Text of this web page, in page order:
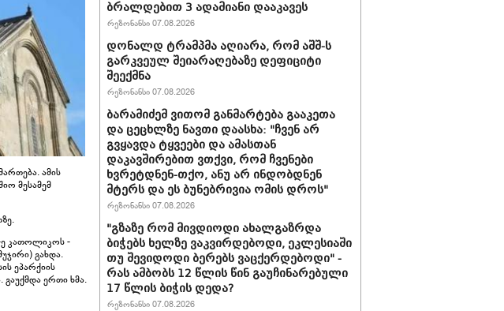
ამის
მესამემ
ე კათოლიკოს -
გახდა.
ეპარქიის
ერთი ხმა.
ბრალდებით 3 ადამიანი დააკავეს
რეზონანსი 07.08.2026
დონალდ ტრამპმა აღიარა, რომ აშშ-ს
გარკვეულ შეიარაღებაზე დეფიციტი
შეექმნა
რეზონანსი 07.08.2026
ბარამიძემ ვითომ განმარტება გააკეთა
და ცეცხლზე ნავთი დაასხა: "ჩვენ არ
გვყავდა ტყვეები და ამასთან
დაკავშირებით ვთქვი, რომ ჩვენები
ხვრეტდნენ-თქო, ანუ არ ინდობდნენ
მტერს და ეს ბუნებრივია ომის დროს"
რეზონანსი 07.08.2026
"გზაზე რომ მივდიოდი ახალგაზრდა
ბიჭებს ხელზე ვაკვირდებოდი, ეკლესიაში
თუ შევიდოდი ბერებს ვაცქერდებოდი" -
რას ამბობს 12 წლის წინ გაუჩინარებული
17 წლის ბიჭის დედა?
რეზონანსი 07.08.2026